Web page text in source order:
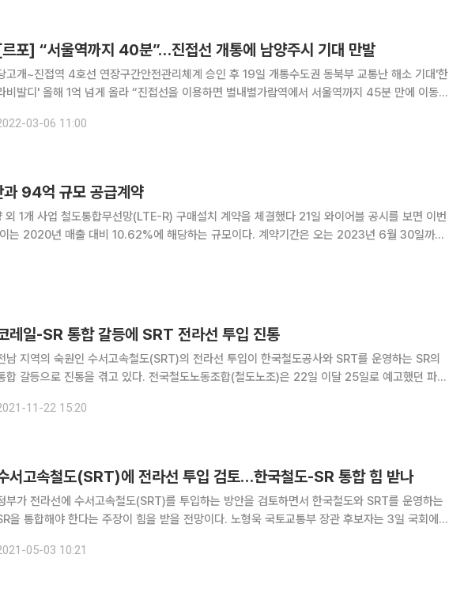
포] “서울역까지 40분”…진접선 개통에 남양주시 기대 만발
고개~진접역 4호선 연장구간안전관리체계 승인 후 19일 개통수도권 동북부 교통난 해소 기대'한
발디' 올해 1억 넘게 올라 “진접선을 이용하면 별내별가람역에서 서울역까지 45분 만에 이동할
장됨에 따라 수도권 동북부 지역의 교통난을 해소해줄 것으
03-06 11:00
94억 규모 공급계약
도통합무선망(LTE-R) 구매설치 계약을 체결했다 21일 와이어블 공시를 보면 이번
비 10.62%에 해당하는 규모이다. 계약기간은 오는 2023년 6월 30일까지
레일-SR 통합 갈등에 SRT 전라선 투입 진통
남 지역의 숙원인 수서고속철도(SRT)의 전라선 투입이 한국철도공사와 SRT를 운영하는 SR의
갈등으로 진통을 겪고 있다. 전국철도노동조합(철도노조)은 22일 이달 25일로 예고했던 파업
가 전라선 SRT 투입에 필요한 행정적·절차적 준비를 진행하지 못
11-22 15:20
서고속철도(SRT)에 전라선 투입 검토…한국철도-SR 통합 힘 받나
부가 전라선에 수서고속철도(SRT)를 투입하는 방안을 검토하면서 한국철도와 SRT를 운영하는
을 통합해야 한다는 주장이 힘을 받을 전망이다. 노형욱 국토교통부 장관 후보자는 3일 국회에
행 중"이라며 "장관으로 취임하게 된다면 전라선 SRT 운행 진행
05-03 10:21